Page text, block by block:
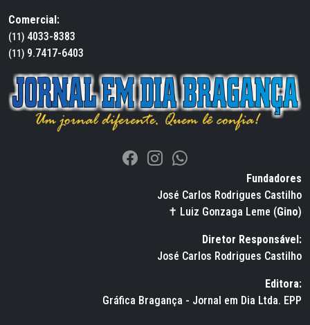
Comercial:
(11) 4033-8383
(11) 9.7417-6403
Fundadores
José Carlos Rodrigues Castilho
✝ Luiz Gonzaga Leme (Gino)
Diretor Responsável:
José Carlos Rodrigues Castilho
Editora:
Gráfica Bragança - Jornal em Dia Ltda. EPP